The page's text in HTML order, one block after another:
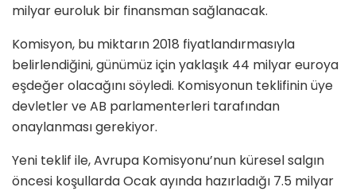
milyar euroluk bir finansman sağlanacak.
Komisyon, bu miktarın 2018 fiyatlandırmasıyla
belirlendiğini, günümüz için yaklaşık 44 milyar euroya
eşdeğer olacağını söyledi. Komisyonun teklifinin üye
devletler ve AB parlamenterleri tarafından
onaylanması gerekiyor.
Yeni teklif ile, Avrupa Komisyonu’nun küresel salgın
öncesi koşullarda Ocak ayında hazırladığı 7.5 milyar